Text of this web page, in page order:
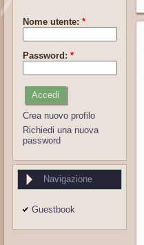
Nome utente: *
Password: *
Crea nuovo profilo
Richiedi una nuova
password
Navigazione
Guestbook